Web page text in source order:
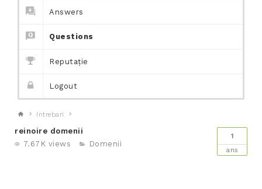
Answers
Questions
Reputație
Logout
Intrebari
1
ans
reinoire domenii
7.67K views
Domenii